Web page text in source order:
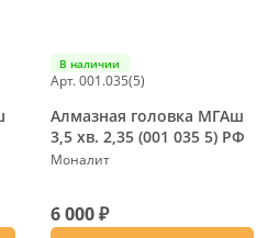
В наличии
Арт. 001.035(5)
Алмазная головка МГАш
3,5 хв. 2,35 (001 035 5) РФ
Моналит
6 000 ₽